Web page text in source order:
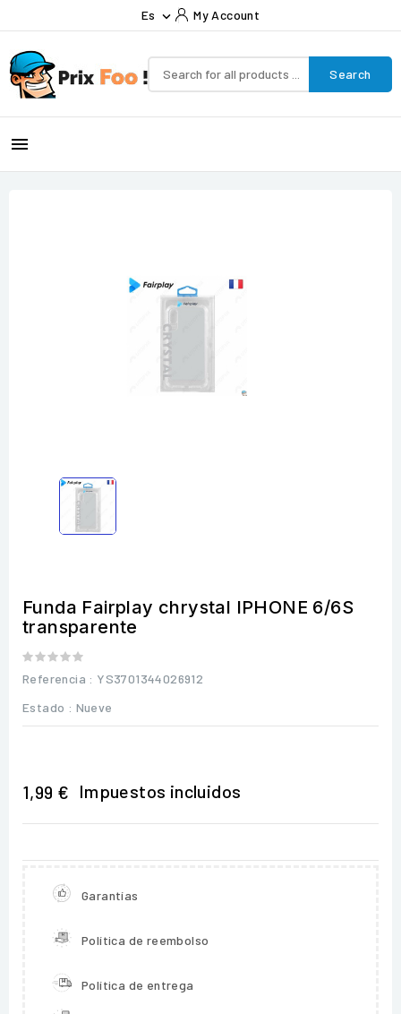
Es  My Account
Search

Funda Fairplay chrystal IPHONE 6/6S
transparente
Referencia : YS3701344026912
Estado : Nueve
1,99 € Impuestos incluidos
Garantías
Política de reembolso
Política de entrega